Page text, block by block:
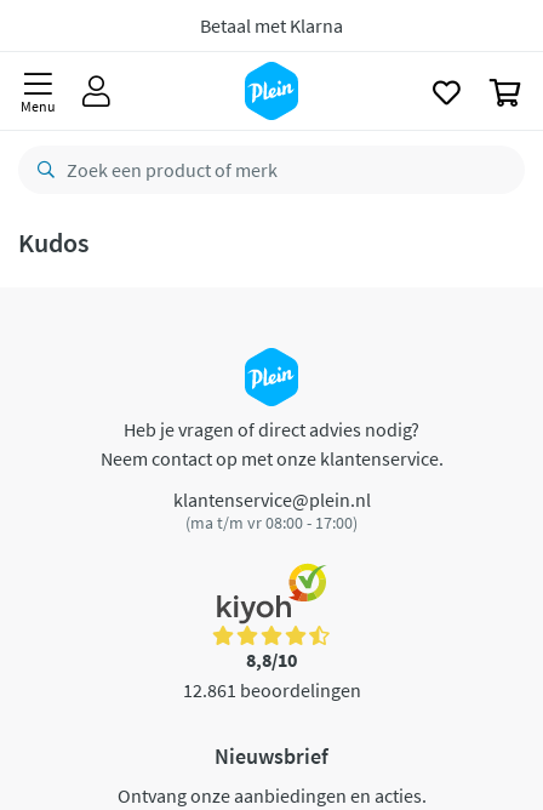
Betaal met Klarna
Menu
Kudos
Heb je vragen of direct advies nodig?
Neem contact op met onze klantenservice.
klantenservice@plein.nl
(ma t/m vr 08:00 - 17:00)
8,8/10
12.861 beoordelingen
Nieuwsbrief
Ontvang onze aanbiedingen en acties.